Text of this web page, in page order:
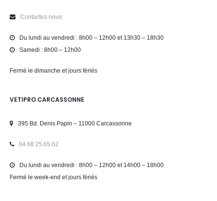
Contactez-nous
Du lundi au vendredi : 8h00 – 12h00 et 13h30 – 18h30
Samedi : 8h00 – 12h00
Fermé le dimanche et jours fériés
VETIPRO CARCASSONNE
395 Bd. Denis Papin – 11000 Carcassonne
04 68 25 65 62
Du lundi au vendredi : 8h00 – 12h00 et 14h00 – 18h00
Fermé le week-end et jours fériés